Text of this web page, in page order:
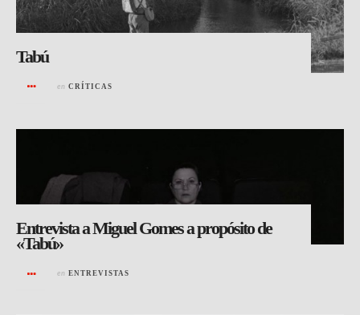
Tabú
en CRÍTICAS
Entrevista a Miguel Gomes a propósito de
«Tabú»
en ENTREVISTAS